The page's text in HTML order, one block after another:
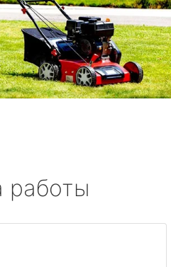
работы